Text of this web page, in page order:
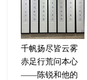
千帆扬尽皆云雾
赤足行荒问本心
——陈锐和他的